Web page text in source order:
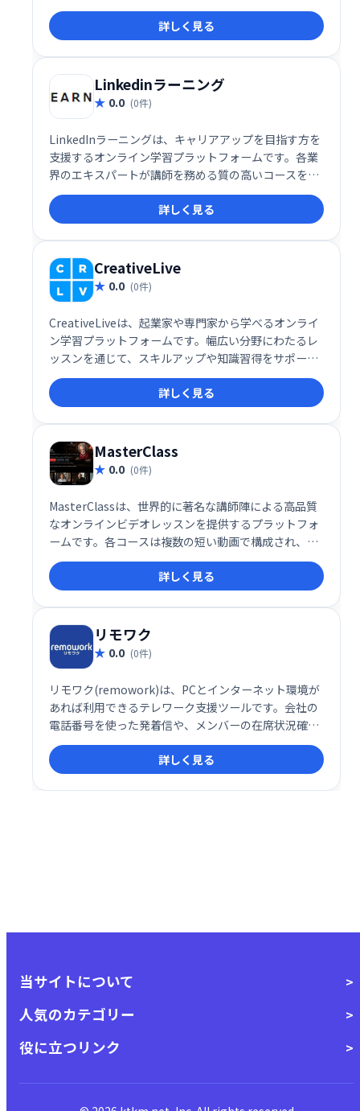
詳しく見る
Linkedinラーニング
0.0 (0件)
LinkedInラーニングは、キャリアアップを目指す方を
支援するオンライン学習プラットフォームです。各業
界のエキスパートが講師を務める質の高いコースを提
供し、スキルアップとキャリア開発をサポートしま
す。目標達成に役立つ幅広いコースの中から、ご自身
のニーズに合った学習プランを選んでいただけます。
詳しく見る
CreativeLive
0.0 (0件)
CreativeLiveは、起業家や専門家から学べるオンライ
ン学習プラットフォームです。幅広い分野にわたるレ
ッスンを通じて、スキルアップや知識習得をサポート
します。
詳しく見る
MasterClass
0.0 (0件)
MasterClassは、世界的に著名な講師陣による高品質
なオンラインビデオレッスンを提供するプラットフォ
ームです。各コースは複数の短い動画で構成され、分
かりやすく、実践的な学習体験を提供します。映画制
作から料理、音楽まで、幅広い分野のコースが用意さ
れており、スキルアップを目指す方におすすめです。
詳しく見る
リモワク
0.0 (0件)
リモワク(remowork)は、PCとインターネット環境が
あれば利用できるテレワーク支援ツールです。会社の
電話番号を使った発着信や、メンバーの在席状況確認
（写真）など、スムーズなテレワークを実現する機能
を提供します。場所を選ばず、効率的な業務遂行をサ
ポートします。
詳しく見る
当サイトについて
人気のカテゴリー
役に立つリンク